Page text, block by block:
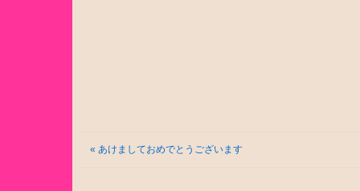
« あけましておめでとうございます